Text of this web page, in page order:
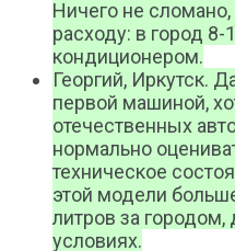
Ничего не
расходу: в город 8-
кондиционером.
Георгий, Иркутск.
первой машиной,
отечественных
нормально
техническое
этой модели
литров за городом,
условиях.